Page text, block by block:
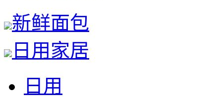
新鲜面包
日用家居
日用